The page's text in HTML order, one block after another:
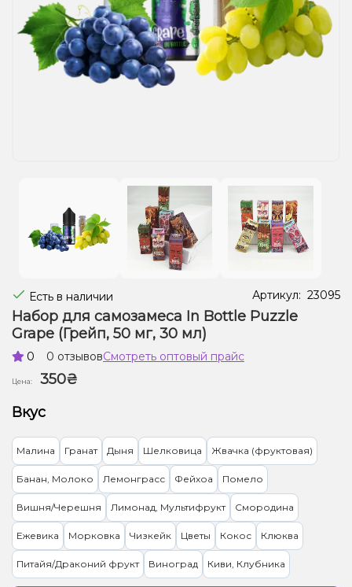
Жидкости для электронных сигарет
Подарочные наборы
Есть в наличии Артикул: 23095
Набор для самозамеса In Bottle Puzzle
Grape (Грейп, 50 мг, 30 мл)
0 0 отзывовСмотреть оптовый прайс
Цена:
350₴
Вкус
Малина Гранат Дыня Шелковица Жвачка (фруктовая)
Банан, Молоко Лемонграсс Фейхоа Помело
Вишня/Черешня Лимонад, Мультифрукт Смородина
Ежевика Морковка Чизкейк Цветы Кокос Клюква
Питайя/Драконий фрукт Виноград Киви, Клубника